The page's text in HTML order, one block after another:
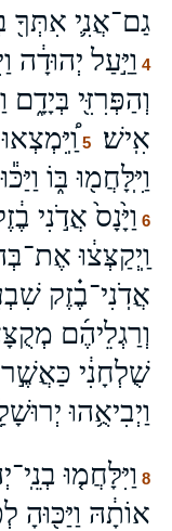
גַם־אֲנִ֛י אִתְּךָ֖
4 וַיַּ֣עַל יְהוּדָ֔ה
וְהַפְּרִזִּ֖י
אִֽישׁ׃
5
וַיִּֽלָּחֲמ֖וּ בּ֑וֹ
6 וַיָּ֙נָס֙ אֲדֹ֣נִי
וַֽיְקַצְּצ֔וּ
אֲדֹֽנִי־בֶ֗זֶק
וְרַגְלֵיהֶ֜ם
שֻׁלְחָנִ֔י כַּאֲשֶׁ֣ר
וַיְבִיאֻ֥הוּ
8 וַיִּלָּחֲמ֤וּ
אוֹתָ֔הּ וַיַּכּ֖וּהָ